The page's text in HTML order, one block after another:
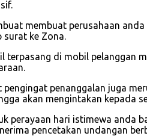
membuat perusahaan
surat ke Zona.
terpasang di mobil pelanggan
penanggalan juga
akan mengintakan kepada
perayaan hari istimewa anda
pencetakan undangan